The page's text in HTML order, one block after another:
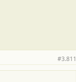
#3.811